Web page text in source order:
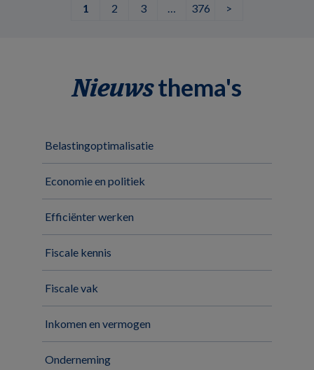
1 2 3 … 376 >
Nieuwsthema's
Belastingoptimalisatie
Economie en politiek
Efficiënter werken
Fiscale kennis
Fiscale vak
Inkomen en vermogen
Onderneming